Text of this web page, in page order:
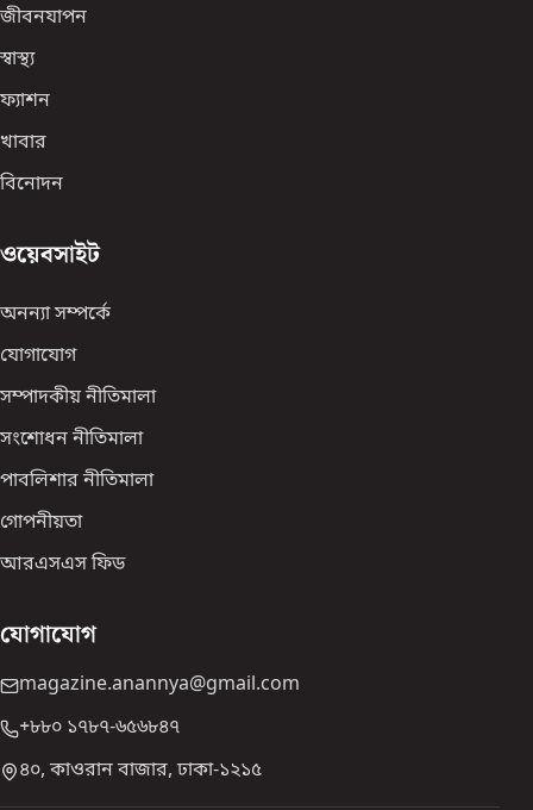
জীবনযাপন
স্বাস্থ্য
ফ্যাশন
খাবার
বিনোদন
ওয়েবসাইট
অনন্যা সম্পর্কে
যোগাযোগ
সম্পাদকীয় নীতিমালা
সংশোধন নীতিমালা
পাবলিশার নীতিমালা
গোপনীয়তা
আরএসএস ফিড
যোগাযোগ
magazine.anannya@gmail.com
+৮৮০ ১৭৮৭-৬৫৬৮৪৭
৪০, কাওরান বাজার, ঢাকা-১২১৫